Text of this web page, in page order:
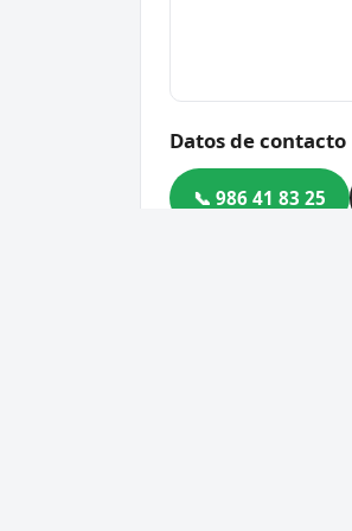
Datos de contacto
📞 986 41 83 25